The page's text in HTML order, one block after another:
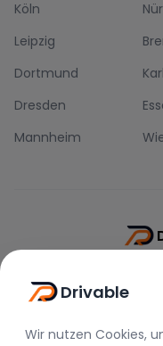
Köln
Leipzig
Dortmund
Dresden
Mannheim
Drivable
Wir nutzen Cookies,